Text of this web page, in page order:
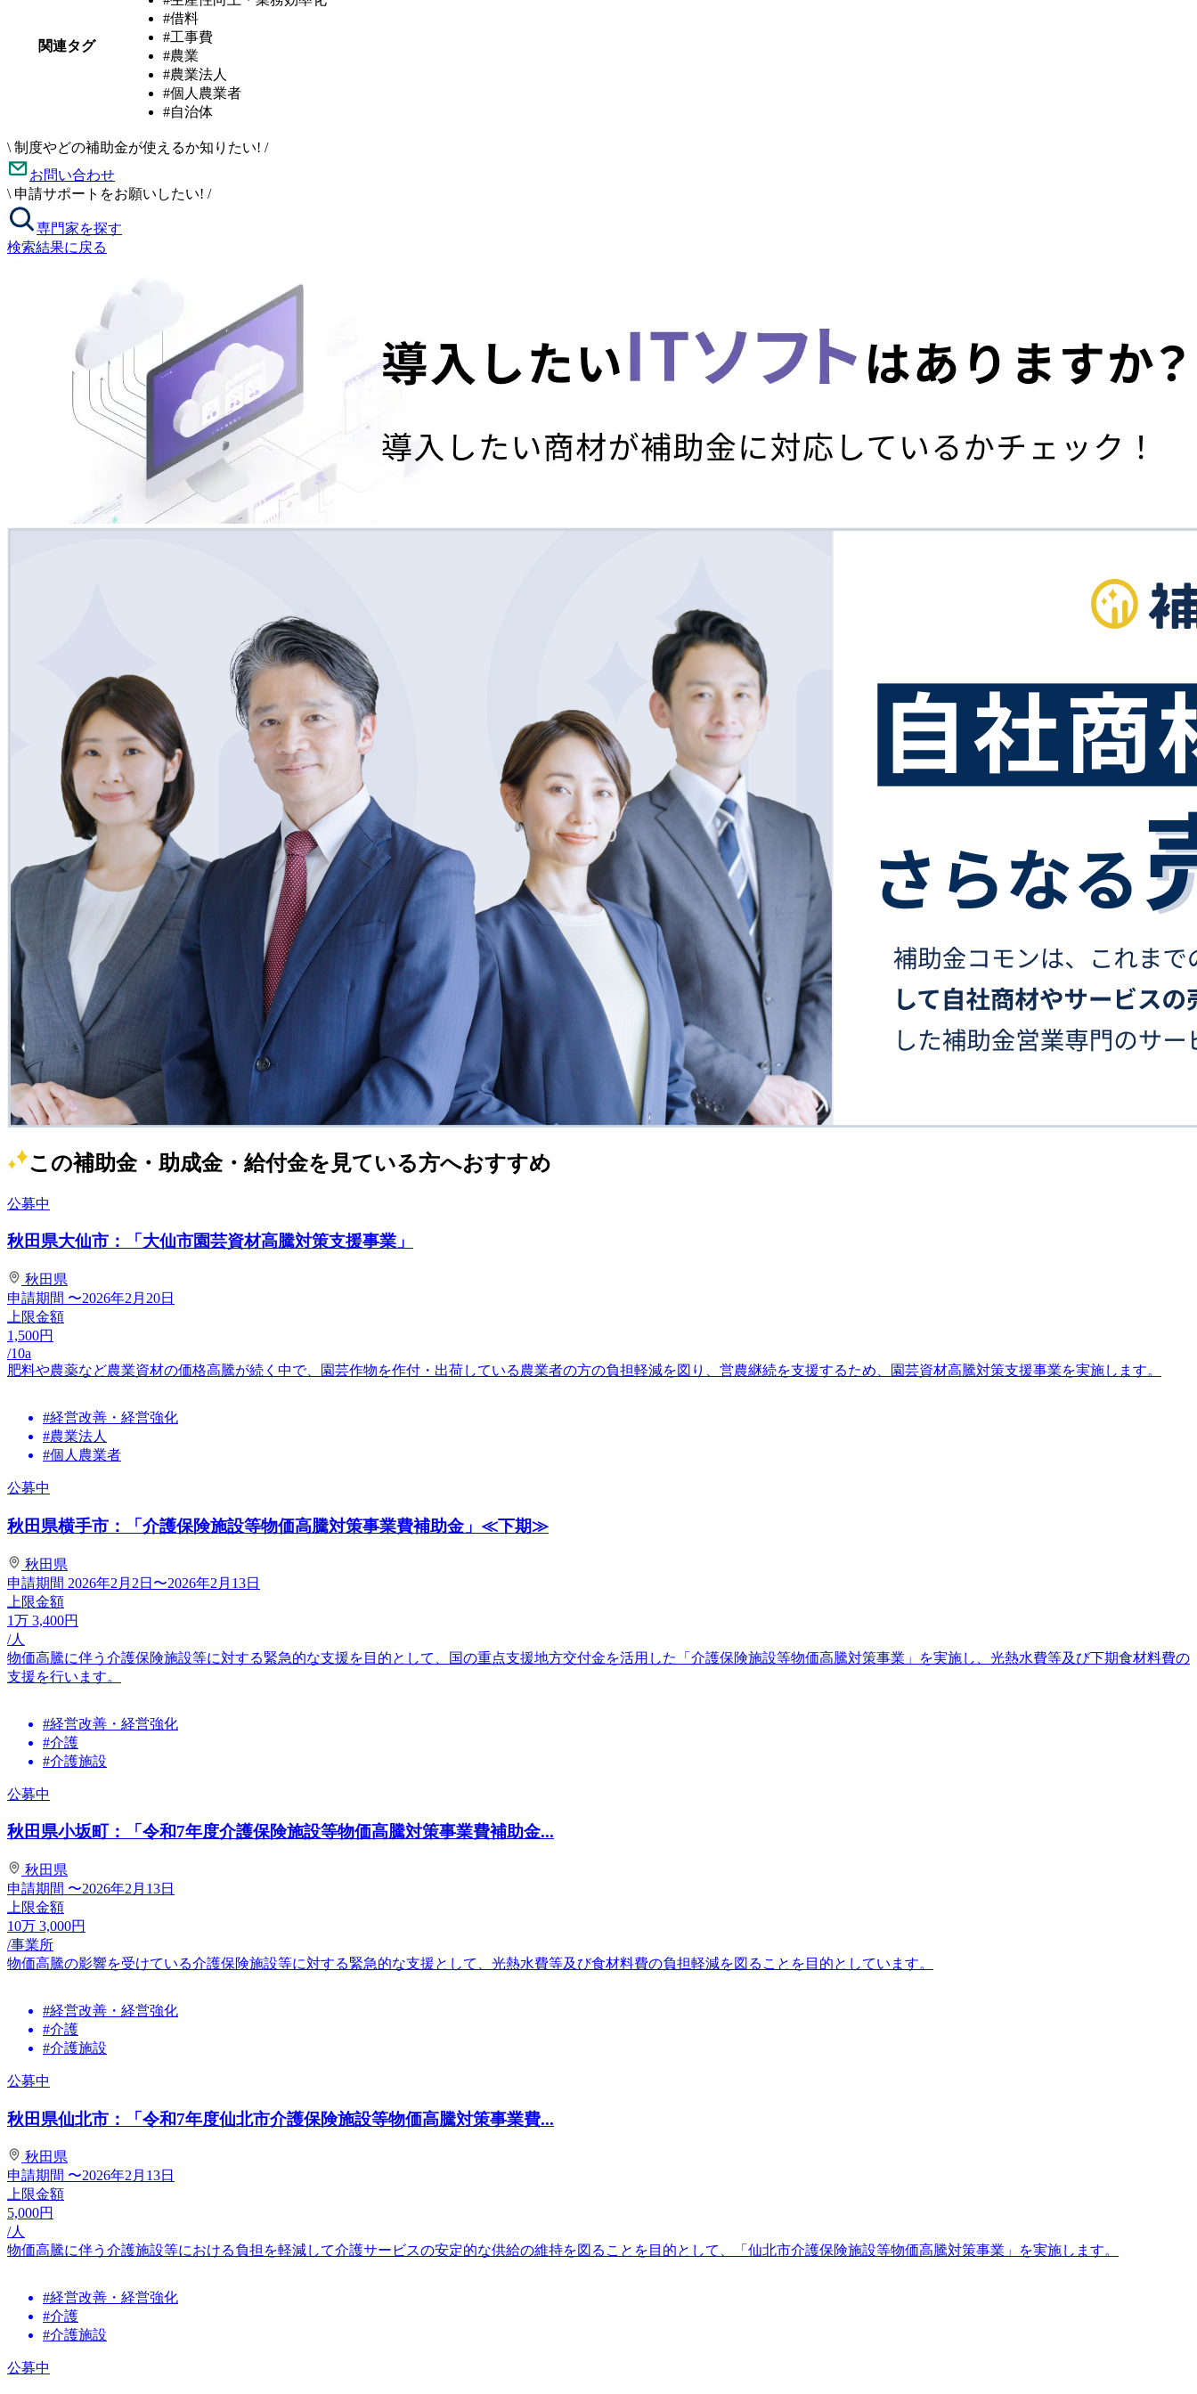
関連タグ
#借料
#工事費
#農業
#農業法人
#個人農業者
#自治体
\ 制度やどの補助金が使えるか知りたい! /
お問い合わせ
\ 申請サポートをお願いしたい! /
専門家を探す
検索結果に戻る
この補助金・助成金・給付金を見ている方へおすすめ
公募中
秋田県大仙市：「大仙市園芸資材高騰対策支援事業」
秋田県
申請期間 〜2026年2月20日
上限金額
1,500円
/10a
肥料や農薬など農業資材の価格高騰が続く中で、園芸作物を作付・出荷している農業者の方の負担軽減を図り、営農継続を支援するため、園芸資材高騰対策支援事業を実施します。
#経営改善・経営強化
#農業法人
#個人農業者
公募中
秋田県横手市：「介護保険施設等物価高騰対策事業費補助金」≪下期≫
秋田県
申請期間 2026年2月2日〜2026年2月13日
上限金額
1万 3,400円
/人
物価高騰に伴う介護保険施設等に対する緊急的な支援を目的として、国の重点支援地方交付金を活用した「介護保険施設等物価高騰対策事業」を実施し、光熱水費等及び下期食材料費の
支援を行います。
#経営改善・経営強化
#介護
#介護施設
公募中
秋田県小坂町：「令和7年度介護保険施設等物価高騰対策事業費補助金...
秋田県
申請期間 〜2026年2月13日
上限金額
10万 3,000円
/事業所
物価高騰の影響を受けている介護保険施設等に対する緊急的な支援として、光熱水費等及び食材料費の負担軽減を図ることを目的としています。
#経営改善・経営強化
#介護
#介護施設
公募中
秋田県仙北市：「令和7年度仙北市介護保険施設等物価高騰対策事業費...
秋田県
申請期間 〜2026年2月13日
上限金額
5,000円
/人
物価高騰に伴う介護施設等における負担を軽減して介護サービスの安定的な供給の維持を図ることを目的として、「仙北市介護保険施設等物価高騰対策事業」を実施します。
#経営改善・経営強化
#介護
#介護施設
公募中